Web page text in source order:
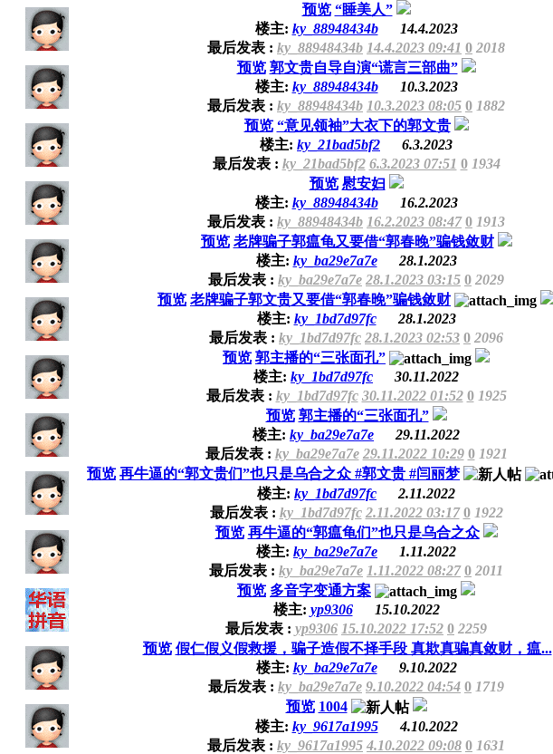
预览 “睡美人”
楼主: ky_88948434b
14.4.2023
最后发表 : ky_88948434b 14.4.2023 09:41 0 2018
预览 郭文贵自导自演“谎言三部曲”
楼主: ky_88948434b
10.3.2023
最后发表 : ky_88948434b 10.3.2023 08:05 0 1882
预览 “意见领袖”大衣下的郭文贵
楼主: ky_21bad5bf2
6.3.2023
最后发表 : ky_21bad5bf2 6.3.2023 07:51 0 1934
预览 慰安妇
楼主: ky_88948434b
16.2.2023
最后发表 : ky_88948434b 16.2.2023 08:47 0 1913
预览 老牌骗子郭瘟龟又要借“郭春晚”骗钱敛财
楼主: ky_ba29e7a7e
28.1.2023
最后发表 : ky_ba29e7a7e 28.1.2023 03:15 0 2029
预览 老牌骗子郭文贵又要借“郭春晚”骗钱敛财
楼主: ky_1bd7d97fc
28.1.2023
最后发表 : ky_1bd7d97fc 28.1.2023 02:53 0 2096
预览 郭主播的“三张面孔”
楼主: ky_1bd7d97fc
30.11.2022
最后发表 : ky_1bd7d97fc 30.11.2022 01:52 0 1925
预览 郭主播的“三张面孔”
楼主: ky_ba29e7a7e
29.11.2022
最后发表 : ky_ba29e7a7e 29.11.2022 10:29 0 1921
预览 再牛逼的“郭文贵们”也只是乌合之众 #郭文贵 #闫丽梦
楼主: ky_1bd7d97fc
2.11.2022
最后发表 : ky_1bd7d97fc 2.11.2022 03:17 0 1922
预览 再牛逼的“郭瘟龟们”也只是乌合之众
楼主: ky_ba29e7a7e
1.11.2022
最后发表 : ky_ba29e7a7e 1.11.2022 08:27 0 2011
预览 多音字变通方案
楼主: yp9306
15.10.2022
最后发表 : yp9306 15.10.2022 17:52 0 2259
预览 假仁假义假救援，骗子造假不择手段 真欺真骗真敛财，瘟...
楼主: ky_ba29e7a7e
9.10.2022
最后发表 : ky_ba29e7a7e 9.10.2022 04:54 0 1719
预览 1004
楼主: ky_9617a1995
4.10.2022
最后发表 : ky_9617a1995 4.10.2022 09:08 0 1631